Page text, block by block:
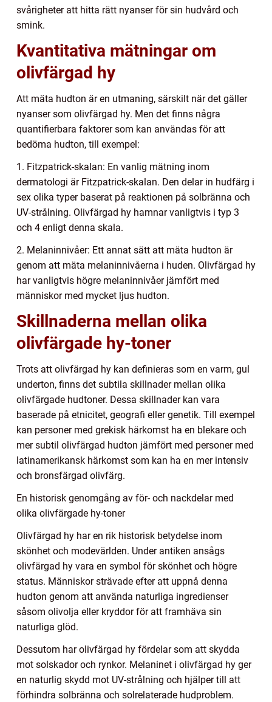
svårigheter att hitta rätt nyanser för sin hudvård och
smink.
Kvantitativa mätningar om
olivfärgad hy
Att mäta hudton är en utmaning, särskilt när det gäller
nyanser som olivfärgad hy. Men det finns några
quantifierbara faktorer som kan användas för att
bedöma hudton, till exempel:
1. Fitzpatrick-skalan: En vanlig mätning inom
dermatologi är Fitzpatrick-skalan. Den delar in hudfärg i
sex olika typer baserat på reaktionen på solbränna och
UV-strålning. Olivfärgad hy hamnar vanligtvis i typ 3
och 4 enligt denna skala.
2. Melaninnivåer: Ett annat sätt att mäta hudton är
genom att mäta melaninnivåerna i huden. Olivfärgad hy
har vanligtvis högre melaninnivåer jämfört med
människor med mycket ljus hudton.
Skillnaderna mellan olika
olivfärgade hy-toner
Trots att olivfärgad hy kan definieras som en varm, gul
underton, finns det subtila skillnader mellan olika
olivfärgade hudtoner. Dessa skillnader kan vara
baserade på etnicitet, geografi eller genetik. Till exempel
kan personer med grekisk härkomst ha en blekare och
mer subtil olivfärgad hudton jämfört med personer med
latinamerikansk härkomst som kan ha en mer intensiv
och bronsfärgad olivfärg.
En historisk genomgång av för- och nackdelar med
olika olivfärgade hy-toner
Olivfärgad hy har en rik historisk betydelse inom
skönhet och modevärlden. Under antiken ansågs
olivfärgad hy vara en symbol för skönhet och högre
status. Människor strävade efter att uppnå denna
hudton genom att använda naturliga ingredienser
såsom olivolja eller kryddor för att framhäva sin
naturliga glöd.
Dessutom har olivfärgad hy fördelar som att skydda
mot solskador och rynkor. Melaninet i olivfärgad hy ger
en naturlig skydd mot UV-strålning och hjälper till att
förhindra solbränna och solrelaterade hudproblem.